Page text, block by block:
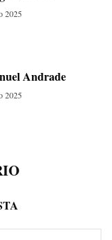
2025
Andrade
2025